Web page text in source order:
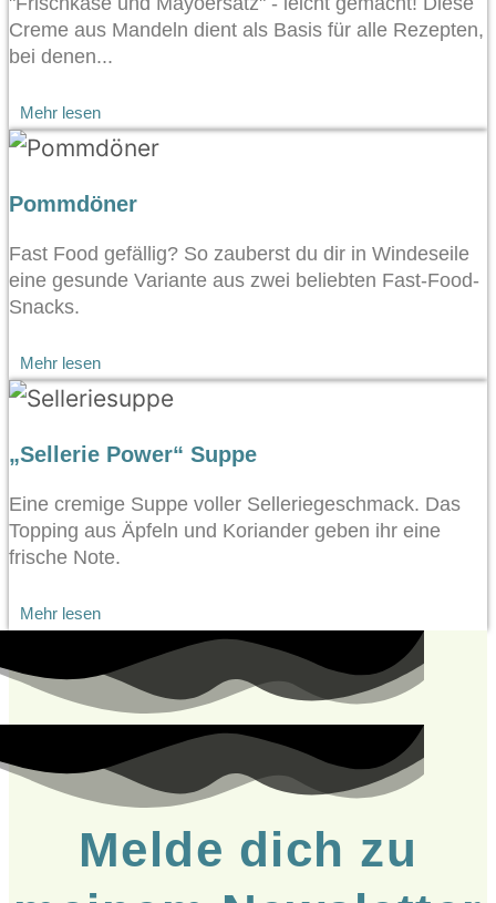
Creme aus Mandeln dient als Basis für alle Rezepten,
bei denen...
Mehr lesen
Pommdöner
Fast Food gefällig? So zauberst du dir in Windeseile
eine gesunde Variante aus zwei beliebten Fast-Food-
Snacks.
Mehr lesen
„Sellerie Power“ Suppe
Eine cremige Suppe voller Selleriegeschmack. Das
Topping aus Äpfeln und Koriander geben ihr eine
frische Note.
Mehr lesen
Melde dich zu